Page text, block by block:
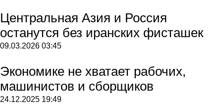
Центральная Азия и Россия
останутся без иранских фисташек
09.03.2026 03:45
Экономике не хватает рабочих,
машинистов и сборщиков
24.12.2025 19:49